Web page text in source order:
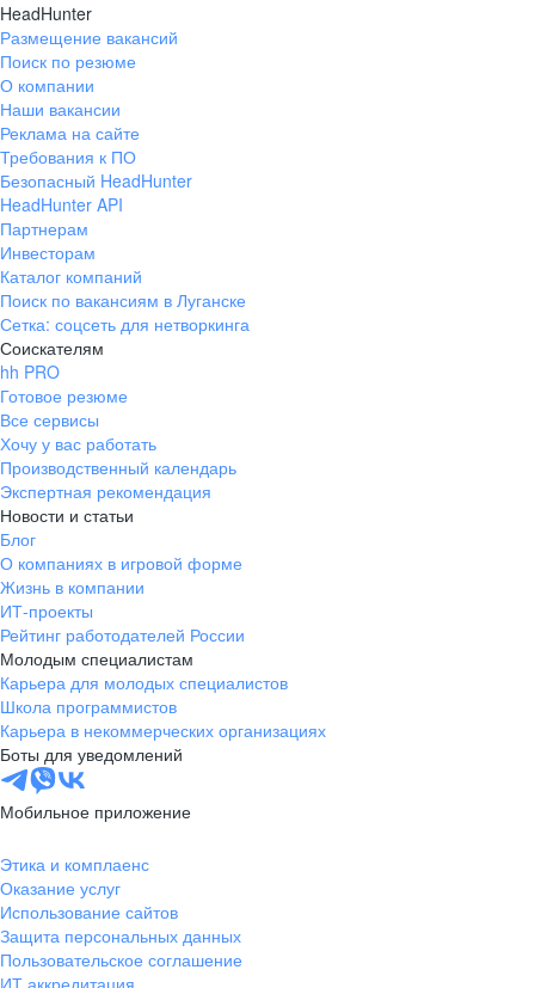
HeadHunter
Размещение вакансий
Поиск по резюме
О компании
Наши вакансии
Реклама на сайте
Требования к ПО
Безопасный HeadHunter
HeadHunter API
Партнерам
Инвесторам
Каталог компаний
Поиск по вакансиям в Луганске
Сетка: соцсеть для нетворкинга
Соискателям
hh PRO
Готовое резюме
Все сервисы
Хочу у вас работать
Производственный календарь
Экспертная рекомендация
Новости и статьи
Блог
О компаниях в игровой форме
Жизнь в компании
ИТ-проекты
Рейтинг работодателей России
Молодым специалистам
Карьера для молодых специалистов
Школа программистов
Карьера в некоммерческих организациях
Боты для уведомлений
Мобильное приложение
Этика и комплаенс
Оказание услуг
Использование сайтов
Защита персональных данных
Пользовательское соглашение